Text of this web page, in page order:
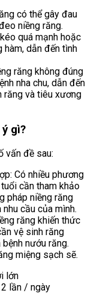
có thể gây đau
niềng răng.
quá mạnh hoặc
hàm, dẫn đến tình
răng không đúng
nha chu, dẫn đến
răng và tiêu xương
gì?
vấn đề sau:
Có nhiều phương
cần tham khảo
pháp niềng răng
cầu của mình.
răng khiến thức
vệ sinh răng
nướu răng.
miệng sạch sẽ.
lần / ngày